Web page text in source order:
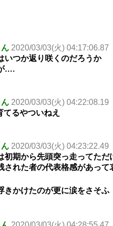
2020/03/03(火) 04:17:06.87
いつか返り咲くのだろうか
….
2020/03/03(火) 04:22:08.19
るやついねえ
2020/03/03(火) 04:23:22.49
初期から先頭突っ走ってた
された者の代表格感があって
きかけたのが更に涙をさそふ